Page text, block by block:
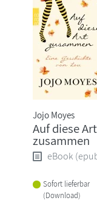
Jojo Moyes
Auf diese Art
zusammen
eBook
Sofort lieferbar
(Download)